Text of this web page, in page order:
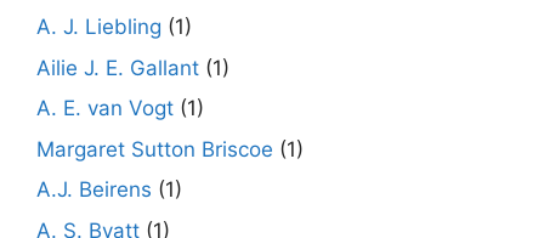
A. J. Liebling (1)
Ailie J. E. Gallant (1)
A. E. van Vogt (1)
Margaret Sutton Briscoe (1)
A.J. Beirens (1)
A. S. Byatt (1)